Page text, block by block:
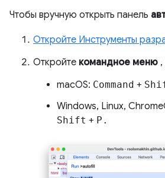
Чтобы вручную открыть панель
Откройте Инструменты
Откройте командное меню
macOS: Command +
Windows, Linux,
Shift + P.